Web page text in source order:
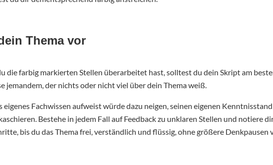
Thema vor
die farbig markierten Stellen überarbeitet hast, solltest du dein Skript am
jemandem, der nichts oder nicht viel über dein Thema weiß.
eigenes Fachwissen aufweist würde dazu neigen, seinen eigenen
Bestehe in jedem Fall auf Feedback zu unklaren Stellen und notiere
bis du das Thema frei, verständlich und flüssig, ohne größere Denkpausen